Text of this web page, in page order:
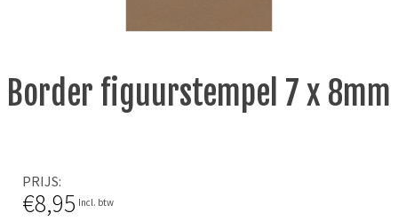
Border figuurstempel 7 x 8mm
PRIJS
€8,95 Incl. btw